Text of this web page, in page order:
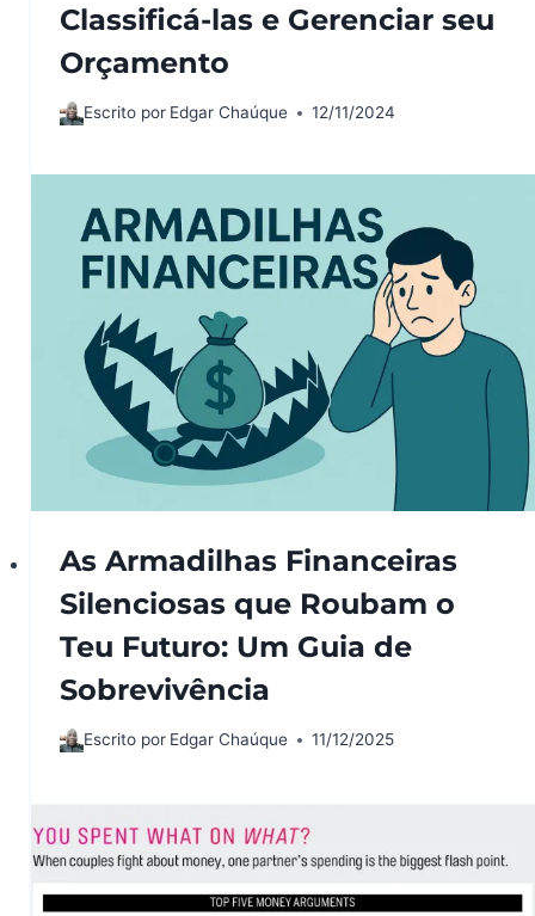
Classificá-las e Gerenciar seu
Orçamento
Escrito por Edgar Chaúque 12/11/2024
As Armadilhas Financeiras
Silenciosas que Roubam o
Teu Futuro: Um Guia de
Sobrevivência
Escrito por Edgar Chaúque 11/12/2025